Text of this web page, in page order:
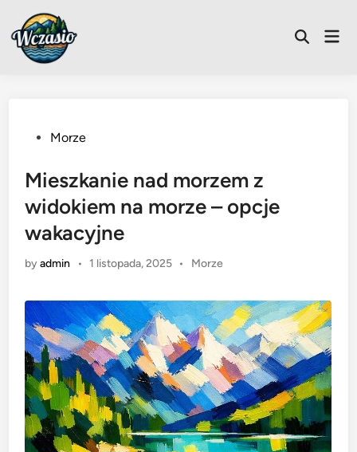
content
Open
PostedMorze
Mieszkanie nad morzem z
widokiem na morze – opcje
wakacyjne
byadmin • 1 listopada, 2025 •
Posted
Morze